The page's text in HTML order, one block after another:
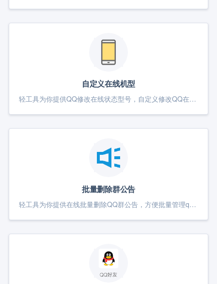
自定义在线机型
轻工具为你提供QQ修改在线状态型号，自定义修改QQ在线状态，QQ自定义修改机型，安卓改Iphone在线状态
批量删除群公告
轻工具为你提供在线批量删除QQ群公告，方便批量管理qq群